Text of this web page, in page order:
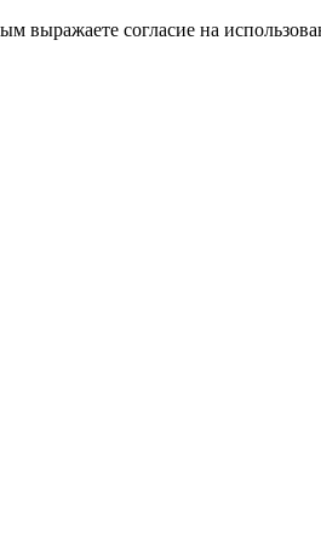
согласие на